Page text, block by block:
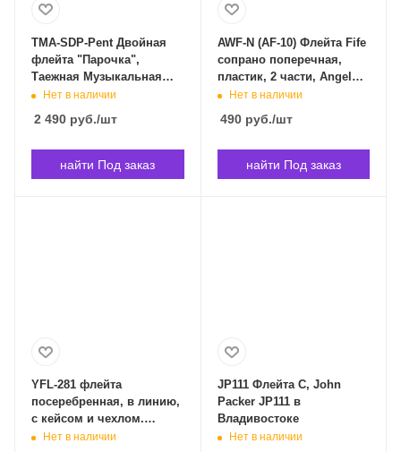
TMA-SDP-Pent Двойная
флейта "Парочка",
Таежная Музыкальная
Артель TMA-SDP-Pent в
Нет в наличии
2 490 руб./шт
найти Под заказ
AWF-N (AF-10) Флейта Fife
сопрано поперечная,
пластик, 2 части, Angel
AWF-N в Владивостоке
Нет в наличии
490руб./шт
найти Под заказ
YFL-281 флейта
посеребренная, в линию,
с кейсом и чехлом.
YAMAHA YFL-281 в
Нет в наличии
JP111 Флейта С, John
Packer JP111 в
Владивостоке
Нет в наличии